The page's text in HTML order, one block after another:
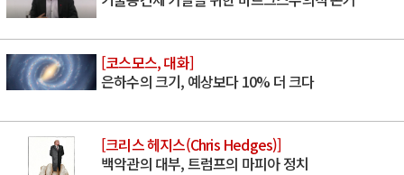
[코스모스, 대화]
은하수의 크기, 예상보다 10% 더 크다
[크리스 헤지스(Chris Hedges)]
백악관의 대부, 트럼프의 마피아 정치